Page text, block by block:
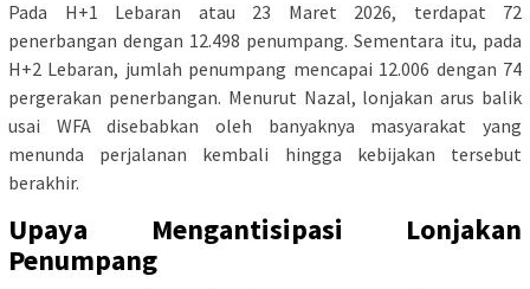
Pada H+1 Lebaran atau 23 Maret 2026, terdapat 72
penerbangan dengan 12.498 penumpang. Sementara itu, pada
H+2 Lebaran, jumlah penumpang mencapai 12.006 dengan 74
pergerakan penerbangan. Menurut Nazal, lonjakan arus balik
usai WFA disebabkan oleh banyaknya masyarakat yang
menunda perjalanan kembali hingga kebijakan tersebut
berakhir.
Upaya Mengantisipasi Lonjakan
Penumpang